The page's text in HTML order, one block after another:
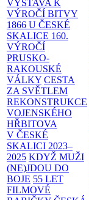
VÝSTAVA K
VÝROČÍ BITVY
1866 U ČESKÉ
SKALICE 160.
VÝROČÍ
PRUSKO-
RAKOUSKÉ
VÁLKY CESTA
ZA SVĚTLEM
REKONSTRUKCE
VOJENSKÉHO
HŘBITOVA
V ČESKÉ
SKALICI 2023–
2025 KDYŽ MUŽI
(NE)JDOU DO
BOJE 55 LET
FILMOVÉ